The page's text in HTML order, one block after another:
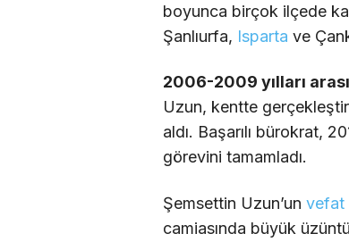
boyunca birçok ilçede
Şanlıurfa, Isparta ve
2006-2009 yılları
Uzun, kentte
aldı. Başarılı bürokrat,
görevini tamamladı.
Şemsettin Uzun’un vefat
camiasında büyük